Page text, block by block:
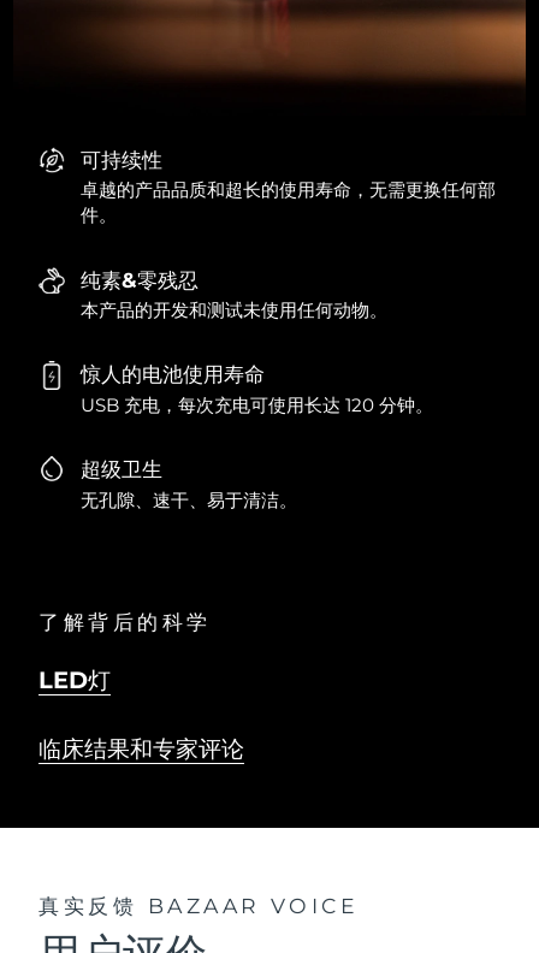
可持续性
卓越的产品品质和超长的使用寿命，无需更换任何部
件。
纯素&零残忍
本产品的开发和测试未使用任何动物。
惊人的电池使用寿命
USB 充电，每次充电可使用长达 120 分钟。
超级卫生
无孔隙、速干、易于清洁。
了解背后的科学
LED灯
临床结果和专家评论
真实反馈 BAZAAR VOICE